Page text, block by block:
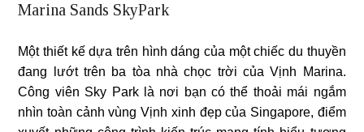
Marina Sands SkyPark
Một thiết kế dựa trên hình dáng của một chiếc du thuyền
đang lướt trên ba tòa nhà chọc trời của Vịnh Marina.
Công viên Sky Park là nơi bạn có thể thoải mái ngắm
nhìn toàn cảnh vùng Vịnh xinh đẹp của Singapore, điểm